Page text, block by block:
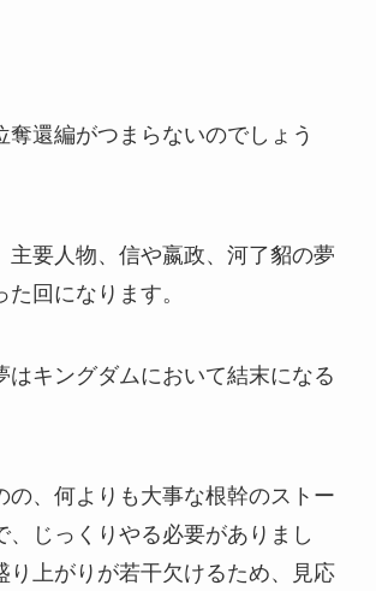
奪還編がつまらないのでしょう
主要人物、信や嬴政、河了貂の夢
回になります。
はキングダムにおいて結末になる
の、何よりも大事な根幹のストー
、じっくりやる必要がありまし
り上がりが若干欠けるため、見応